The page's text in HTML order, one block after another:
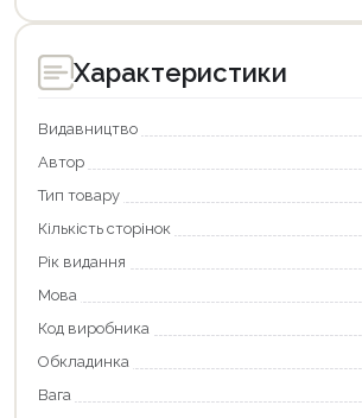
Характеристики
Видавництво
Автор
Тип товару
Кількість сторінок
Рік видання
Мова
Код виробника
Обкладинка
Вага
Продовжити